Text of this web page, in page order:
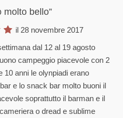
molto bello
il 28 novembre 2017
dal 12 al 19 agosto
campeggio piacevole con 2
10 anni le olynpiadi erano
e lo snack bar molto buoni il
soprattutto il barman e il
o dread e sublime